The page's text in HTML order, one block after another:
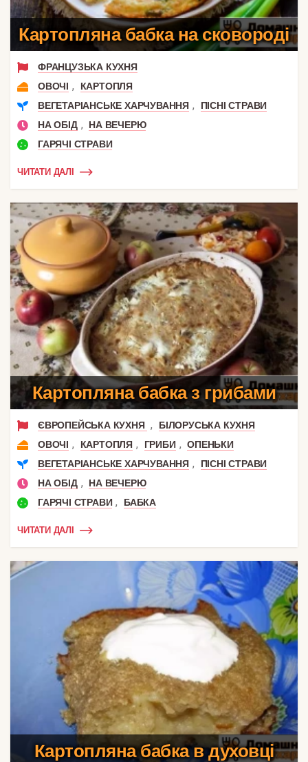
Картопляна бабка на сковороді
ФРАНЦУЗЬКА КУХНЯ
ОВОЧІ ,
КАРТОПЛЯ
ВЕГЕТАРІАНСЬКЕ ХАРЧУВАННЯ ,
ПІСНІ СТРАВИ
НА ОБІД ,
НА ВЕЧЕРЮ
ГАРЯЧІ СТРАВИ
ЧИТАТИ ДАЛІ
Картопляна бабка з грибами
ЄВРОПЕЙСЬКА КУХНЯ ,
БІЛОРУСЬКА КУХНЯ
ОВОЧІ , КАРТОПЛЯ , ГРИБИ , ОПЕНЬКИ
ВЕГЕТАРІАНСЬКЕ ХАРЧУВАННЯ ,
ПІСНІ СТРАВИ
НА ОБІД ,
НА ВЕЧЕРЮ
ГАРЯЧІ СТРАВИ , БАБКА
ЧИТАТИ ДАЛІ
Картопляна бабка в духовці